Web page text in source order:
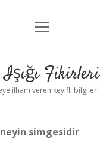
Anasayfa
Yasal Uyarı
menüyü
Işığı Fikirleri
ilham veren keyifli bilgiler!
simgesidir